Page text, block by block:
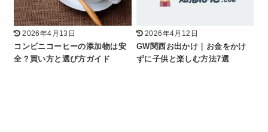
2026年4月13日
コンビニコーヒーの添加物は安
全？買い方と選び方ガイド
2026年4月12日
GW関西お出かけ｜お金をかけ
ずに子供と楽しむ方法7選